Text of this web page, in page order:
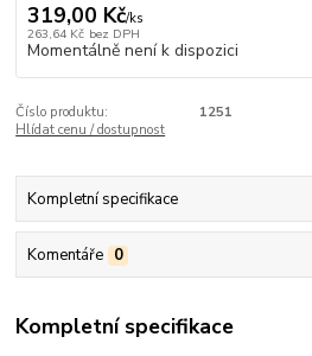
319,00 Kč/ks
263,64 Kč bez DPH
Momentálně není k dispozici
Číslo produktu:
1251
Hlídat cenu / dostupnost
Kompletní specifikace
Komentáře 0
Kompletní specifikace